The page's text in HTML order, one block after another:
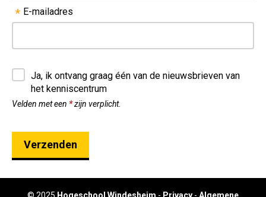
E-mailadres
*
Ja, ik ontvang graag één van de nieuwsbrieven van
het kenniscentrum
Velden met een *zijn verplicht.